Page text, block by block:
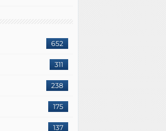
652
311
238
175
137